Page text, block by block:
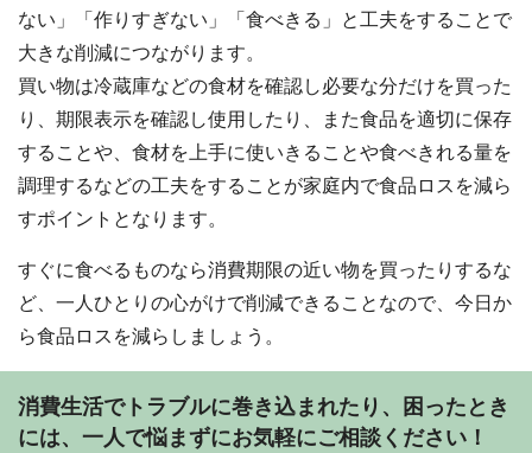
ない」「作りすぎない」「食べきる」と工夫をすることで
大きな削減につながります。
買い物は冷蔵庫などの食材を確認し必要な分だけを買った
り、期限表示を確認し使用したり、また食品を適切に保存
することや、食材を上手に使いきることや食べきれる量を
調理するなどの工夫をすることが家庭内で食品ロスを減ら
すポイントとなります。
すぐに食べるものなら消費期限の近い物を買ったりするな
ど、一人ひとりの心がけで削減できることなので、今日か
ら食品ロスを減らしましょう。
消費生活でトラブルに巻き込まれたり、困ったとき
には、一人で悩まずにお気軽にご相談ください！